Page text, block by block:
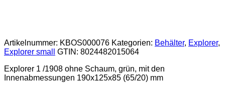
Artikelnummer: KBOS000076 Kategorien: Behälter, Explorer,
Explorer small
GTIN: 8024482015064
Explorer 1 /1908 ohne Schaum, grün, mit den
Innenabmessungen 190x125x85 (65/20) mm